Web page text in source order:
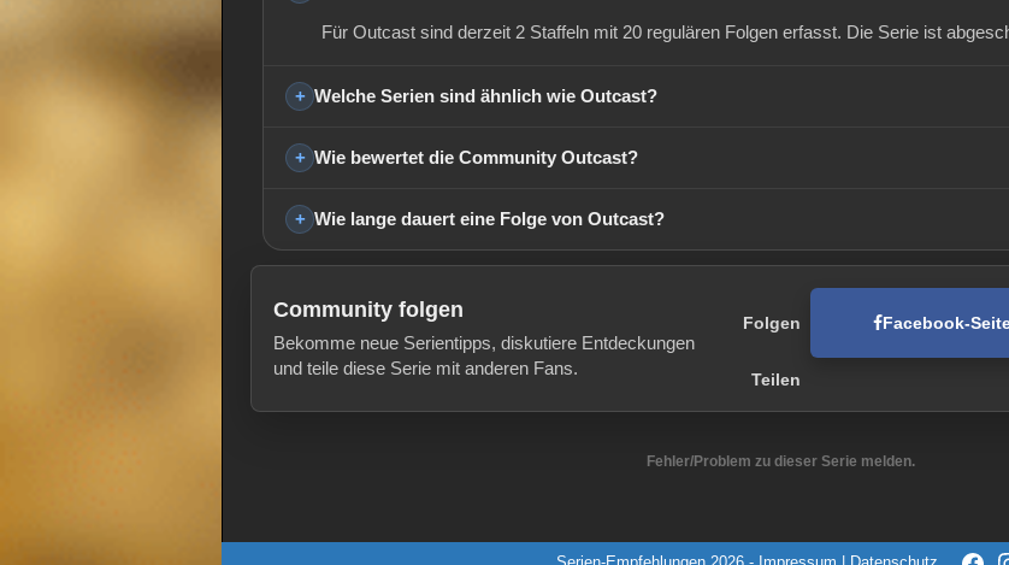
Für Outcast sind derzeit 2 Staffeln mit 20 regulären Folgen erfasst. Die Serie ist
Welche Serien sind ähnlich wie Outcast?
Wie bewertet die Community Outcast?
Wie lange dauert eine Folge von Outcast?
Community folgen
Bekomme neue Serientipps, diskutiere Entdeckungen
und teile diese Serie mit anderen Fans.
Folgen Facebook-
Teilen
Fehler/Problem zu dieser Serie melden.